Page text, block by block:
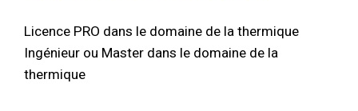
Licence PRO dans le domaine de la thermique
Ingénieur ou Master dans le domaine de la
thermique